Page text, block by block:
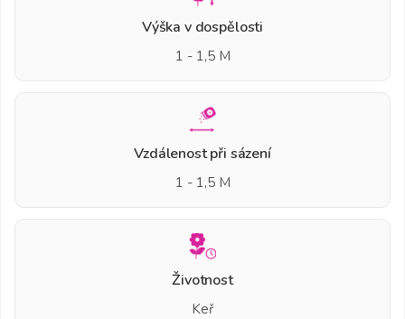
Výška v dospělosti
1 - 1,5 M
Vzdálenost při sázení
1 - 1,5 M
Životnost
Keř